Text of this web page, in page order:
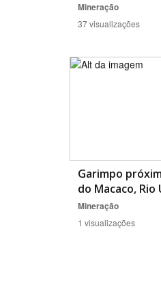
Mineração
37 visualizações
Garimpo
do Macaco,
Mineração
1 visualizações